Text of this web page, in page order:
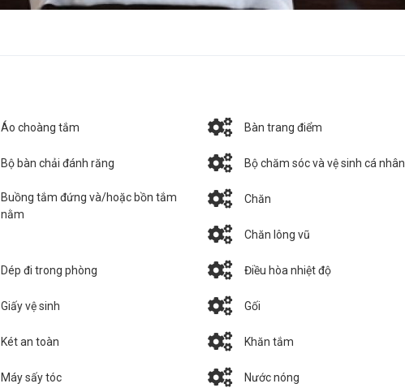
Áo choàng tắm Bàn trang điểm
Bộ bàn chải đánh răng Bộ chăm sóc và vệ sinh cá nhân
Buồng tắm đứng và/hoặc bồn tắm
nằm
Chăn
Chăn lông vũ
Dép đi trong phòng Điều hòa nhiệt độ
Giấy vệ sinh Gối
Két an toàn Khăn tắm
Máy sấy tóc Nước nóng